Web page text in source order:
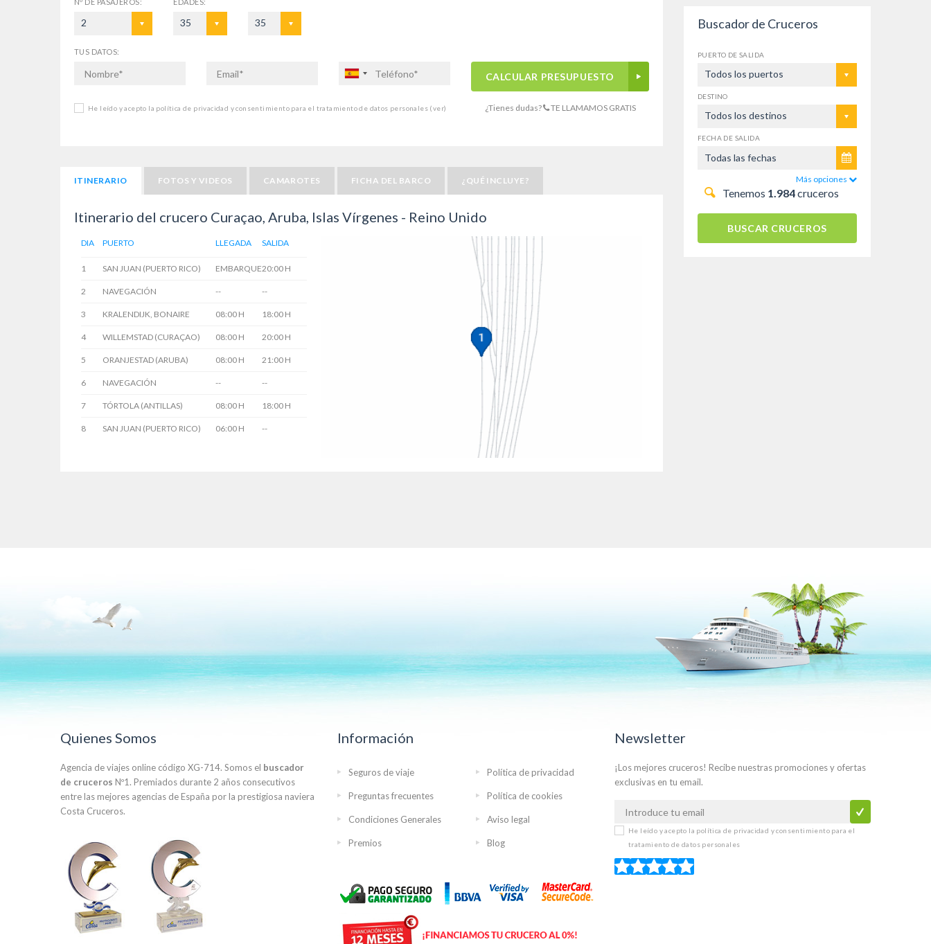
2 35 35
TUS DATOS:
He leído y acepto la política de privacidad y consentimiento para el tratamiento de datos personales (ver)
CALCULAR PRESUPUESTO
¿Tienes dudas? TE LLAMAMOS GRATIS
ITINERARIO FOTOS Y VIDEOS CAMAROTES FICHA DEL BARCO ¿QUÉ INCLUYE?
Itinerario del crucero Curaçao, Aruba, Islas Vírgenes - Reino Unido
DIA PUERTO LLEGADA SALIDA
1 SAN JUAN (PUERTO RICO) EMBARQUE20:00 H
2 NAVEGACIÓN -- --
3 KRALENDIJK, BONAIRE 08:00 H 18:00 H
4 WILLEMSTAD (CURAÇAO) 08:00 H 20:00 H
5 ORANJESTAD (ARUBA) 08:00 H 21:00 H
6 NAVEGACIÓN -- --
7 TÓRTOLA (ANTILLAS) 08:00 H 18:00 H
8 SAN JUAN (PUERTO RICO) 06:00 H --
Buscador de Cruceros
PUERTO DE SALIDA
Todos los puertos
DESTINO
Todos los destinos
FECHA DE SALIDA
Más opciones
Tenemos 1.984cruceros
BUSCAR CRUCEROS
Quienes Somos
Agencia de viajes online código XG-714. Somos el buscador
de cruceros Nº1. Premiados durante 2 años consecutivos
entre las mejores agencias de España por la prestigiosa naviera
Costa Cruceros.
Información
Seguros de viaje Política de privacidad
Preguntas frecuentes Política de cookies
Condiciones Generales Aviso legal
Premios Blog
Newsletter
¡Los mejores cruceros! Recibe nuestras promociones y ofertas
exclusivas en tu email.
He leído y acepto la política de privacidad y consentimiento para el
tratamiento de datos personales